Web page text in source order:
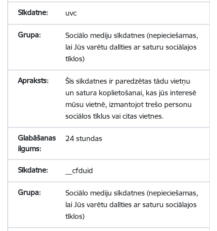
uvc
Sociālo mediju sīkdatnes (nepieciešamas,
lai Jūs varētu dalīties ar saturu sociālajos
tīklos)
Šīs sīkdatnes ir paredzētas tādu vietņu
un satura koplietošanai, kas jūs interesē
mūsu vietnē, izmantojot trešo personu
sociālos tīklus vai citas vietnes.
24 stundas
__cfduid
Sociālo mediju sīkdatnes (nepieciešamas,
lai Jūs varētu dalīties ar saturu sociālajos
tīklos)